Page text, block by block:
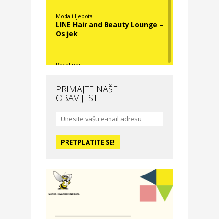
Moda i ljepota
LINE Hair and Beauty Lounge –
Osijek
Povoljnosti
Moda i ljepota
studio – Osijek
Zdravlje i osiguranje
PRIMAJTE NAŠE
OBAVIJESTI